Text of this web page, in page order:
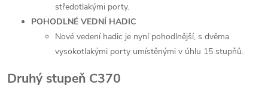
středotlakými porty.
POHODLNÉ VEDNÍ HADIC
Nové vedení hadic je nyní pohodlnější, s dvěma
vysokotlakými porty umístěnými v úhlu 15 stupňů.
Druhý stupeň C370